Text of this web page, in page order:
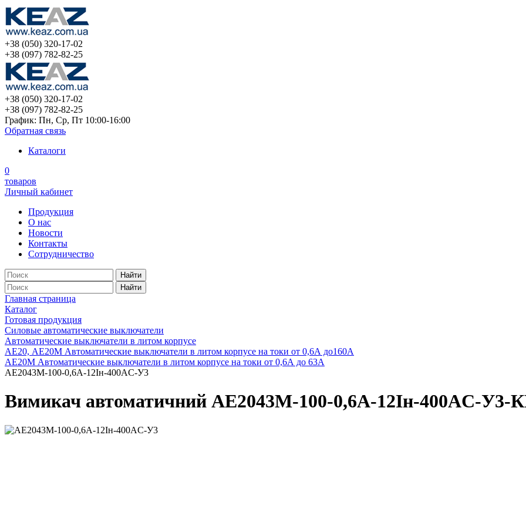
+38 (050) 320-17-02
+38 (097) 782-82-25
+38 (050) 320-17-02
+38 (097) 782-82-25
График: Пн, Ср, Пт 10:00-16:00
Обратная связь
Каталоги
0
товаров
Личный кабинет
Продукция
О нас
Новости
Контакты
Сотрудничество
Найти
Найти
Главная страница
Каталог
Готовая продукция
Силовые автоматические выключатели
Автоматические выключатели в литом корпусе
АЕ20, АЕ20М Автоматические выключатели в литом корпусе на токи от 0,6А до160А
АЕ20М Автоматические выключатели в литом корпусе на токи от 0,6А до 63А
АЕ2043М-100-0,6А-12Iн-400AC-У3
Вимикач автоматичний АЕ2043М-100-0,6А-12Iн-400AC-У3-